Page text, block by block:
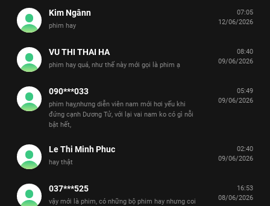
Kim Ngânn
phim hay
07:05
12/06/2026
VU THI THAI HA
phim hay quá, như thế này mới gọi là phim ạ
08:40
09/06/2026
090***033
phim hay,nhưng diễn viên nam mới hơi yếu khi
đứng cạnh Dương Tử, với lại vai nam ko có gì nỗi
bật hết,
05:49
09/06/2026
Le Thi Minh Phuc
hay thật
02:40
09/06/2026
037***525
vậy mới là phim, có những bộ phim hay nhưng coi
16:53
08/06/2026